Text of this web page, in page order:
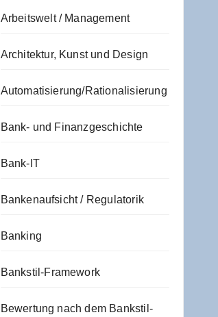
Arbeitswelt / Management
Architektur, Kunst und Design
Automatisierung/Rationalisierung
Bank- und Finanzgeschichte
Bank-IT
Bankenaufsicht / Regulatorik
Banking
Bankstil-Framework
Bewertung nach dem Bankstil-